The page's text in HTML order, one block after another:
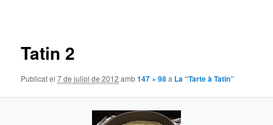
Tatin 2
Publicat el7 de juliol de 2012 amb147 × 98a La “Tarte à Tatin”